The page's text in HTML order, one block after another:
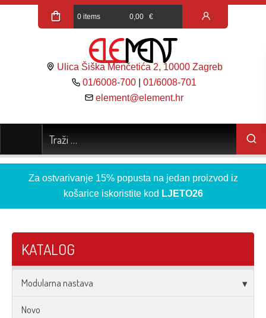
0 items 0,00 €
Ulica Šiška Menčetića 2, 10000 Zagreb
01/6008-700 |01/6008-701
element@element.hr
Za ostvarivanje 15% popusta na jedan proizvod iz
košarice iskoristite kod LJETO26
KATALOG
Modularna nastava
Novo